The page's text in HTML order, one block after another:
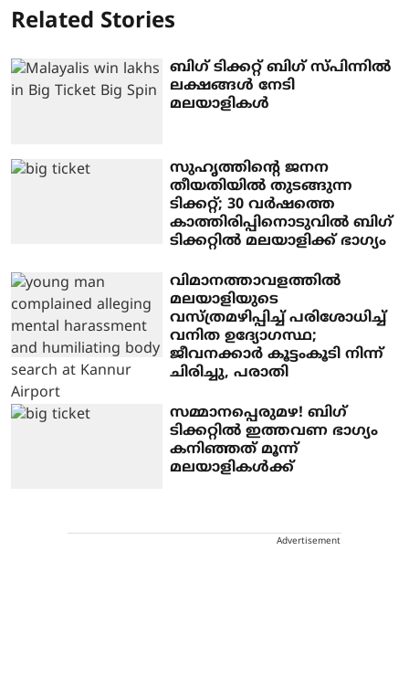
Related Stories
ബിഗ് ടിക്കറ്റ് ബിഗ് സ്പിന്നില്‍
ലക്ഷങ്ങള്‍ നേടി
മലയാളികള്‍
സുഹൃത്തിന്റെ ജനന
തീയതിയില്‍ തുടങ്ങുന്ന
ടിക്കറ്റ്; 30 വര്‍ഷത്തെ
കാത്തിരിപ്പിനൊടുവില്‍ ബിഗ്
ടിക്കറ്റില്‍ മലയാളിക്ക് ഭാഗ്യം
വിമാനത്താവളത്തില്‍
മലയാളിയുടെ
വസ്ത്രമഴിപ്പിച്ച് പരിശോധിച്ച്
വനിത ഉദ്യോഗസ്ഥ;
ജീവനക്കാര്‍ കൂട്ടംകൂടി നിന്ന്
ചിരിച്ചു, പരാതി
സമ്മാനപ്പെരുമഴ! ബിഗ്
ടിക്കറ്റില്‍ ഇത്തവണ ഭാഗ്യം
കനിഞ്ഞത് മൂന്ന്
മലയാളികള്‍ക്ക്
Advertisement